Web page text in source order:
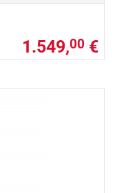
1.549,00 €